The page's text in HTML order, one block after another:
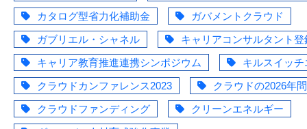
カタログ型省力化補助金
ガバメントクラウド
ガブリエル・シャネル
キャリアコンサルタント登
キャリア教育推進連携シンポジウム
キルスイッ
クラウドカンファレンス2023
クラウドの2026年
クラウドファンディング
クリーンエネルギー